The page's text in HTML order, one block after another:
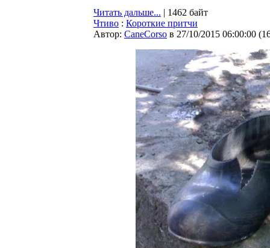
Читать дальше... | 1462 байт
Чтиво : Короткие притчи
Автор: CaneCorso в 27/10/2015 06:00:00 (